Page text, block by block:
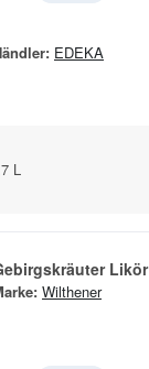
EDEKA
L
Likör
Wilthener